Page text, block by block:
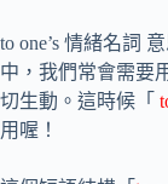
to one’s 情緒名詞
中，我們常會需要
切生動。這時候「
用喔！